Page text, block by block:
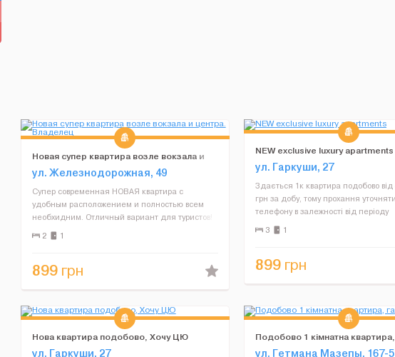
Новая супер квартира возле вокзала и
центра. Владелец
ул. Железнодорожная, 49
Супер современная НОВАЯ квартира с
удобным расположением и полностью всем
необхидним. Отличный вариант для туристов!
Цена-качество. Есть другие варианты от
владельца 425-550 грн. Новые уютные
2 1
899грн
NEW exclusive luxury apartments
ул. Гаркуши, 27
Здається 1к квартира подобово
грн за добу, тому прохання
телефону в залежності від періоду
проживання. Сучасна та простора
"ХОЧУ ЦЮ" з чудовим розташуванням!
3 1
899грн
Нова квартира подобово, Хочу ЦЮ
ул. Гаркуши, 27
Подобово 1 кімнатна
стан
ул. Гетмана Мазепы, 167-5